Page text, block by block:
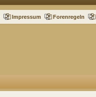
Impressum Forenregeln